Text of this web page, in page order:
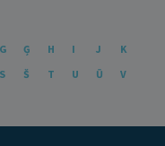
G Ģ H I J
K
S Š T U Ū
V